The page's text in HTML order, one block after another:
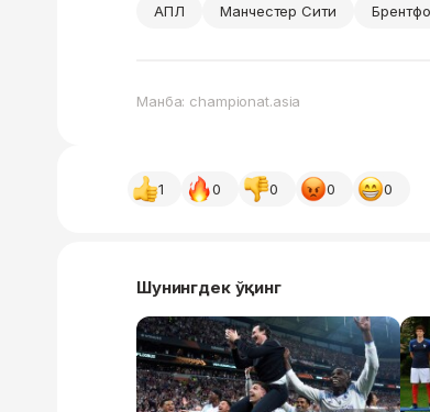
АПЛ Манчестер Сити
Манба: championat.asia
1 0 0 0 0
Шунингдек ўқинг